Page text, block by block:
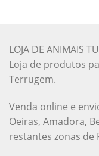
LOJA DE ANIMAIS
Loja de produtos
Terrugem.
Venda online e
Oeiras, Amadora,
restantes zonas